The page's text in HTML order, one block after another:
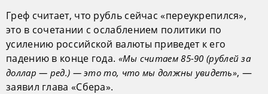
Греф считает, что рубль сейчас «переукрепился»,
это в сочетании с ослаблением политики по
усилению российской валюты приведет к его
падению в конце года. «Мы считаем 85-90 (рублей за
доллар — ред.) — это то, что мы должны увидеть», —
заявил глава «Сбера».